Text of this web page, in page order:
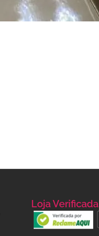
Loja Verificada